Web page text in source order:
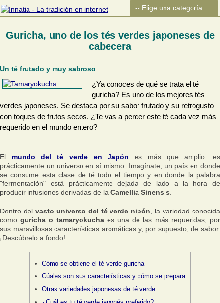
Guricha, uno de los tés verdes japoneses de
cabecera
Un té frutado y muy sabroso
¿Ya conoces de qué se trata el té
guricha? Es uno de los mejores tés
verdes japoneses. Se destaca por su sabor frutado y su retrogusto
con toques de frutos secos. ¿Te vas a perder este té cada vez más
requerido en el mundo entero?
El mundo del té verde en Japón es más que amplio: es
prácticamente un universo en sí mismo. Imagínate, un país en donde
se consume esta clase de té todo el tiempo y en donde la palabra
"fermentación" está prácticamente dejada de lado a la hora de
producir infusiones derivadas de la Camellia Sinensis
Dentro del vasto universo del té verde nipón , la variedad conocida
comoguricha o tamaryokuchaes una de las más requeridas, por
sus maravillosas características aromáticas y, por supuesto, de sabor.
¡Descúbrelo a fondo!
Cómo se obtiene el té verde guricha
Cúales son sus características y cómo se prepara
Otras variedades japonesas de té verde